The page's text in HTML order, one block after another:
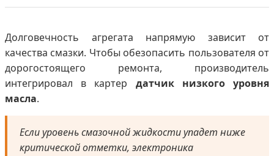
Долговечность агрегата напрямую зависит от
качества смазки. Чтобы обезопасить пользователя от
дорогостоящего ремонта, производитель
интегрировал в картер датчик низкого уровня
масла.
Если уровень смазочной жидкости упадет ниже
критической отметки, электроника